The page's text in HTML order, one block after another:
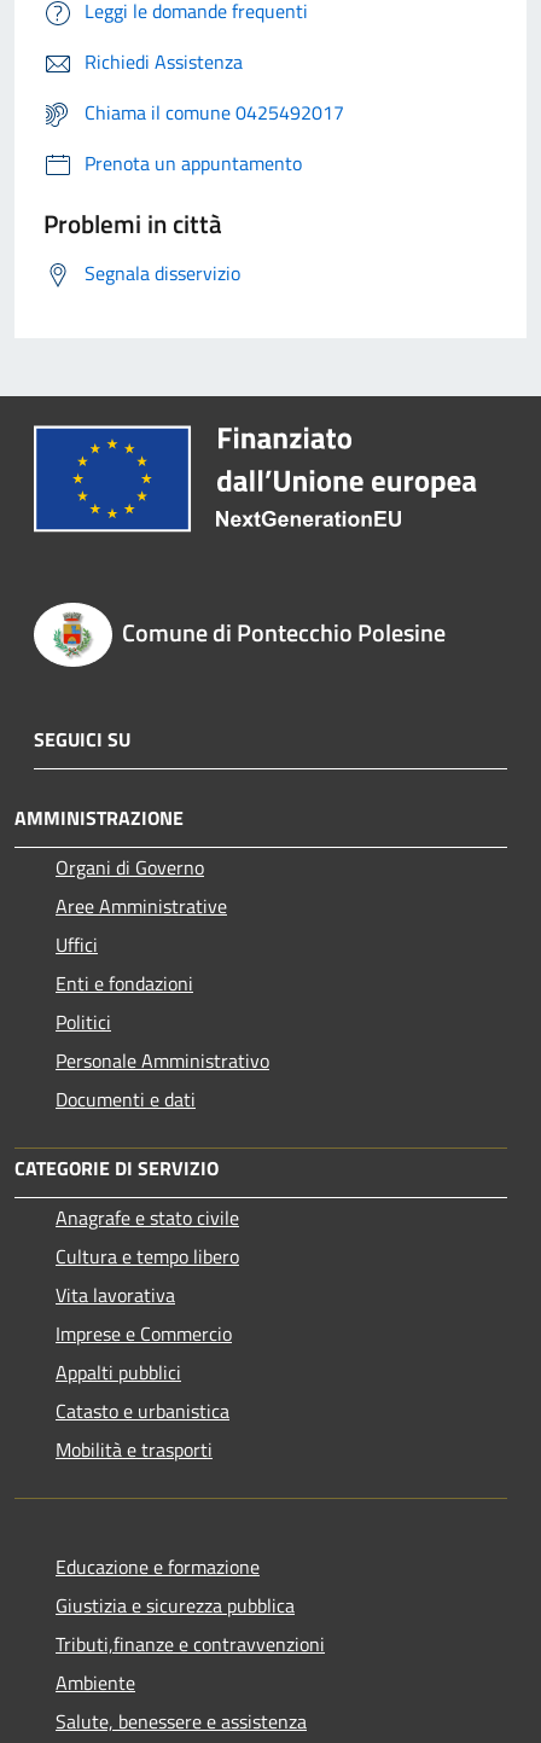
Leggi le domande frequenti
Richiedi Assistenza
Chiama il comune 0425492017
Prenota un appuntamento
Problemi in città
Segnala disservizio
Comune di Pontecchio Polesine
SEGUICI SU
AMMINISTRAZIONE
Organi di Governo
Aree Amministrative
Uffici
Enti e fondazioni
Politici
Personale Amministrativo
Documenti e dati
CATEGORIE DI SERVIZIO
Anagrafe e stato civile
Cultura e tempo libero
Vita lavorativa
Imprese e Commercio
Appalti pubblici
Catasto e urbanistica
Mobilità e trasporti
Educazione e formazione
Giustizia e sicurezza pubblica
Tributi,finanze e contravvenzioni
Ambiente
Salute, benessere e assistenza